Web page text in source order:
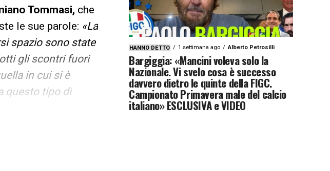
Tommasi, che
le sue parole: «La
spazio sono state
gli scontri fuori
in cui si è
questo tipo di
HANNO DETTO 1 settimana ago Alberto Petrosilli
Bargiggia: «Mancini voleva solo la
Nazionale. Vi svelo cosa è successo
davvero dietro le quinte della FIGC.
Campionato Primavera male del calcio
italiano» ESCLUSIVA e VIDEO